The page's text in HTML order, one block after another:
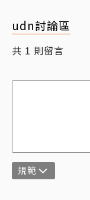
udn討論區
共 1 則留言
規範